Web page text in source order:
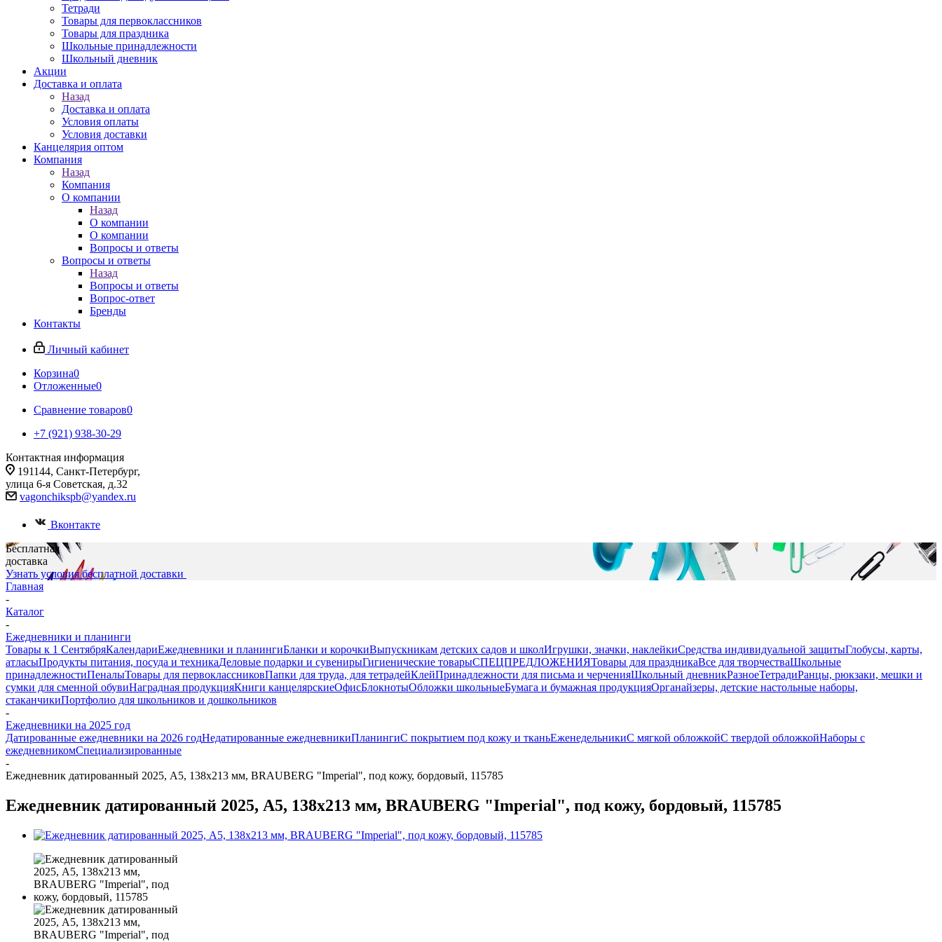
Тетради
Товары для первоклассников
Товары для праздника
Школьные принадлежности
Школьный дневник
Акции
Доставка и оплата
Назад
Доставка и оплата
Условия оплаты
Условия доставки
Канцелярия оптом
Компания
Назад
Компания
О компании
Назад
О компании
О компании
Вопросы и ответы
Вопросы и ответы
Назад
Вопросы и ответы
Вопрос-ответ
Бренды
Контакты
Личный кабинет
Корзина0
Отложенные0
Сравнение товаров0
+7 (921) 938-30-29
Контактная информация
191144, Санкт-Петербург,
улица 6-я Советская, д.32
vagonchikspb@yandex.ru
Вконтакте
Бесплатная
доставка
Узнать условия бесплатной доставки
Главная
-
Каталог
-
Ежедневники и планинги
Товары к 1 СентябряКалендариЕжедневники и планингиБланки и корочкиВыпускникам детских садов и школИгрушки, значки, наклейкиСредства индивидуальной защитыГлобусы, карты,
атласыПродукты питания, посуда и техникаДеловые подарки и сувенирыГигиенические товарыСПЕЦПРЕДЛОЖЕНИЯТовары для праздникаВсе для творчестваШкольные
принадлежностиПеналыТовары для первоклассниковПапки для труда, для тетрадейКлейПринадлежности для письма и черченияШкольный дневникРазноеТетрадиРанцы, рюкзаки, мешки и
сумки для сменной обувиНаградная продукцияКниги канцелярскиеОфисБлокнотыОбложки школьныеБумага и бумажная продукцияОрганайзеры, детские настольные наборы,
стаканчикиПортфолио для школьников и дошкольников
-
Ежедневники на 2025 год
Датированные ежедневники на 2026 годНедатированные ежедневникиПланингиС покрытием под кожу и тканьЕженедельникиС мягкой обложкойС твердой обложкойНаборы с
ежедневникомСпециализированные
-
Ежедневник датированный 2025, А5, 138x213 мм, BRAUBERG "Imperial", под кожу, бордовый, 115785
Ежедневник датированный 2025, А5, 138x213 мм, BRAUBERG "Imperial", под кожу, бордовый, 115785